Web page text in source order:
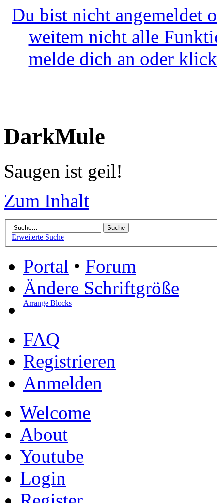
Du bist nicht angemeldet
weitem nicht alle
melde dich an oder
DarkMule
Saugen ist geil!
Zum Inhalt
Erweiterte Suche
Portal • Forum
Ändere Schriftgröße
Arrange Blocks
FAQ
Registrieren
Anmelden
Welcome
About
Youtube
Login